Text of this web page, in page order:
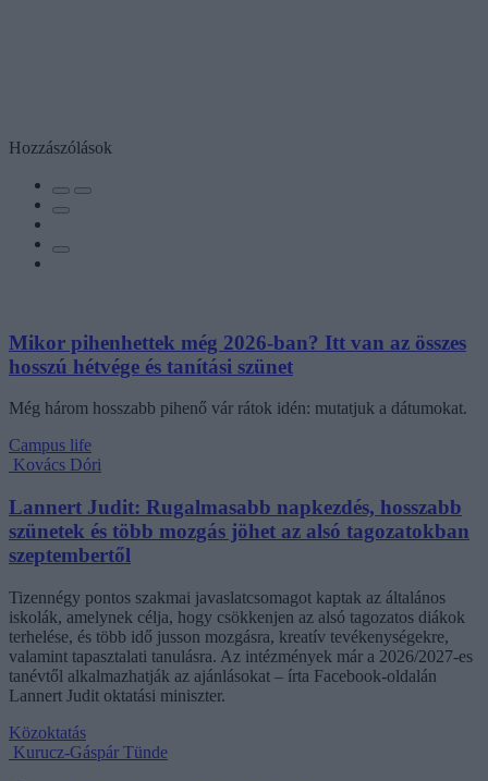
Hozzászólások
Mikor pihenhettek még 2026-ban? Itt van az összes
hosszú hétvége és tanítási szünet
Még három hosszabb pihenő vár rátok idén: mutatjuk a dátumokat.
Campus life
Kovács Dóri
Lannert Judit: Rugalmasabb napkezdés, hosszabb
szünetek és több mozgás jöhet az alsó tagozatokban
szeptembertől
Tizennégy pontos szakmai javaslatcsomagot kaptak az általános
iskolák, amelynek célja, hogy csökkenjen az alsó tagozatos diákok
terhelése, és több idő jusson mozgásra, kreatív tevékenységekre,
valamint tapasztalati tanulásra. Az intézmények már a 2026/2027-es
tanévtől alkalmazhatják az ajánlásokat – írta Facebook-oldalán
Lannert Judit oktatási miniszter.
Közoktatás
Kurucz-Gáspár Tünde